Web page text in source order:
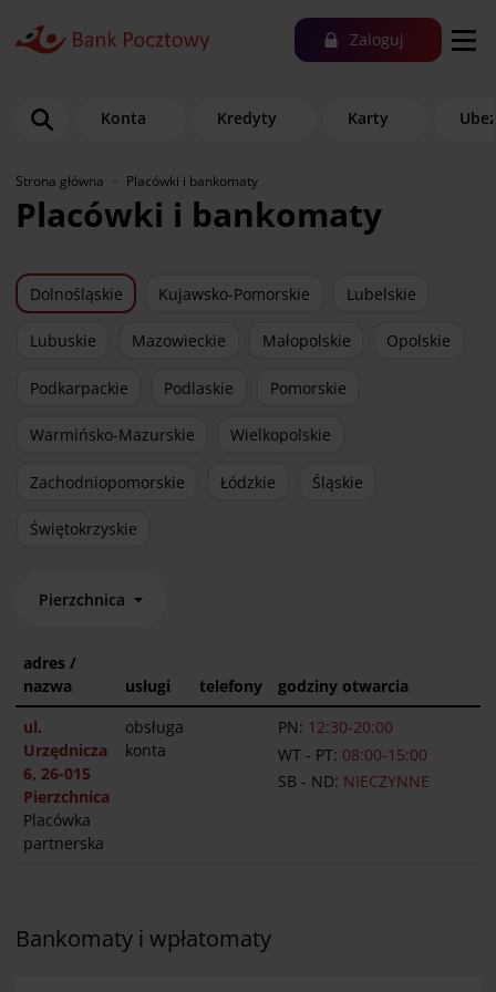
Zaloguj
Konta Kredyty Karty
Strona główna Placówki i bankomaty
Placówki i bankomaty
Dolnośląskie Kujawsko-Pomorskie Lubelskie
Lubuskie Mazowieckie Małopolskie Opolskie
Podkarpackie Podlaskie Pomorskie
Warmińsko-Mazurskie Wielkopolskie
Zachodniopomorskie Łódzkie Śląskie
Świętokrzyskie
Pierzchnica
adres /
nazwa
usługi telefony
godziny otwarcia
ul.
Urzędnicza
6, 26-015
Pierzchnica
Placówka
partnerska
obsługa
konta
PN: 12:30-20:00
WT - PT: 08:00-15:00
SB - ND: NIECZYNNE
Bankomaty i wpłatomaty